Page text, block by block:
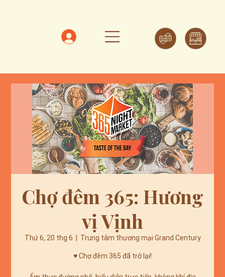
Chợ đêm 365: Hương
vị Vịnh
Thứ 6, 20 thg 6 Trung tâm thương mại Grand Century
♥️ Chợ đêm 365 đã trở lại!